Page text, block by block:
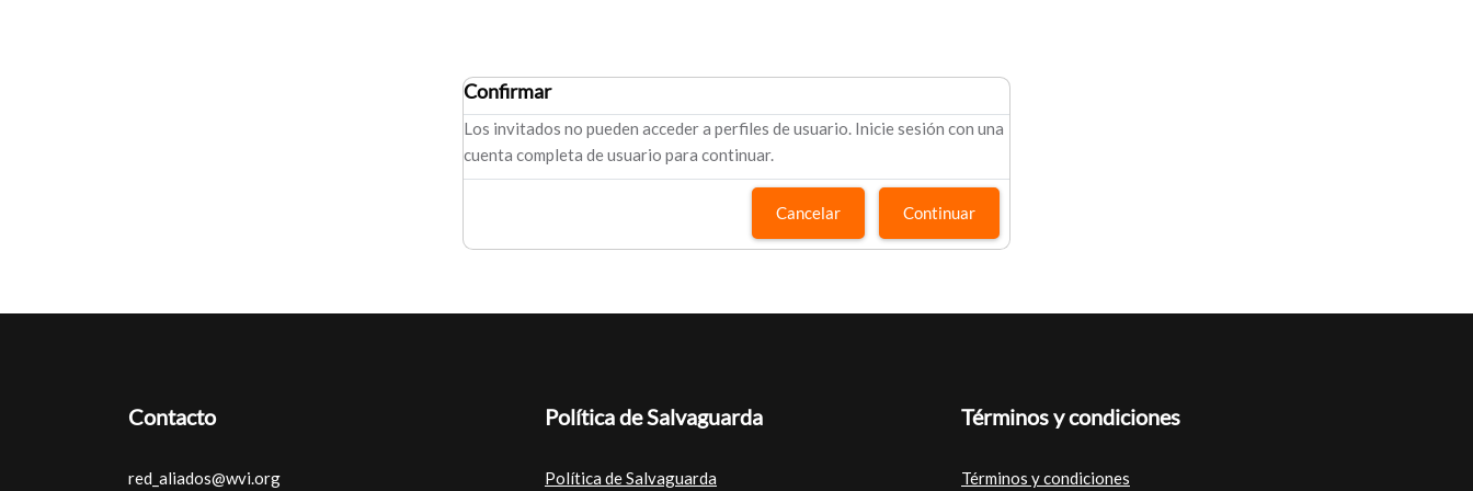
Confirmar
Los invitados no pueden acceder a perfiles de usuario. Inicie sesión con una
cuenta completa de usuario para continuar.
Cancelar Continuar
Contacto
red_aliados@wvi.org
Política de Salvaguarda
Política de Salvaguarda
Términos y condiciones
Términos y condiciones